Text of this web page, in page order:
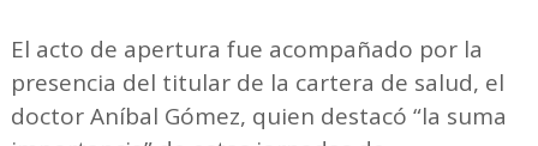
El acto de apertura fue acompañado por la
presencia del titular de la cartera de salud, el
doctor Aníbal Gómez, quien destacó “la suma